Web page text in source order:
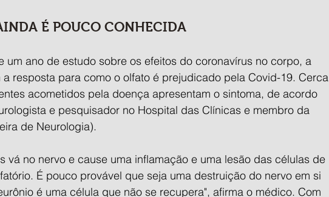
É POUCO CONHECIDA
um ano de estudo sobre os efeitos do coronavírus no corpo, a
resposta para como o olfato é prejudicado pela Covid-19. Cerca
acometidos pela doença apresentam o sintoma, de acordo
e pesquisador no Hospital das Clínicas e membro da
de Neurologia).
vá no nervo e cause uma inflamação e uma lesão das células de
É pouco provável que seja uma destruição do nervo em si
é uma célula que não se recupera", afirma o médico. Com